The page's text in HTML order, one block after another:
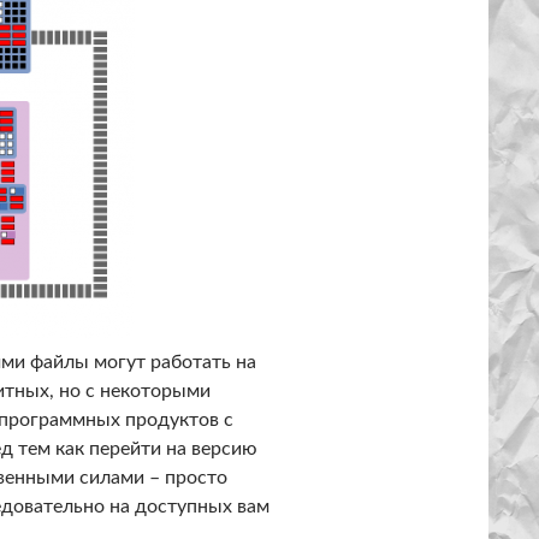
файлы могут работать на
но с некоторыми
продуктов с
тем как перейти на версию
силами – просто
на доступных вам